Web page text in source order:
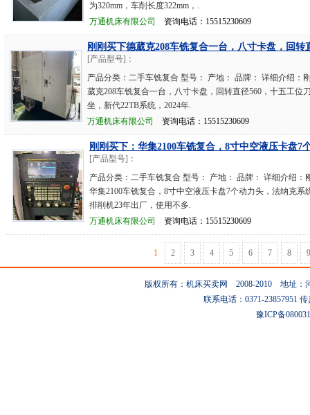
为320mm，车削长度322mm，.
万通机床有限公司
资询电话：15515230609
刚刚买下德葳克208车铣复合一台，八寸卡盘，回转
[产品型号]：
产品分类：二手车铣复合 型号： 产地： 品牌： 详细介绍：
葳克208车铣复合一台，八寸卡盘，回转直径560，十五工位
坐，新代22TB系统，2024年.
万通机床有限公司
资询电话：15515230609
刚刚买下：华集2100车铣复合，8寸中空液压卡盘7
[产品型号]：
产品分类：二手车铣复合 型号： 产地： 品牌： 详细介绍：
华集2100车铣复合，8寸中空液压卡盘7个动力头，法纳克系
排削机23年出厂，使用不多.
万通机床有限公司
资询电话：15515230609
1 2 3 4 5 6 7 8 9
版权所有：机床买卖网 2008-2010 地址：
联系电话：0371-23857951
豫ICP备